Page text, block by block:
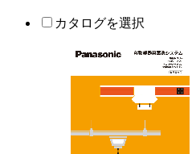
カタログを選択